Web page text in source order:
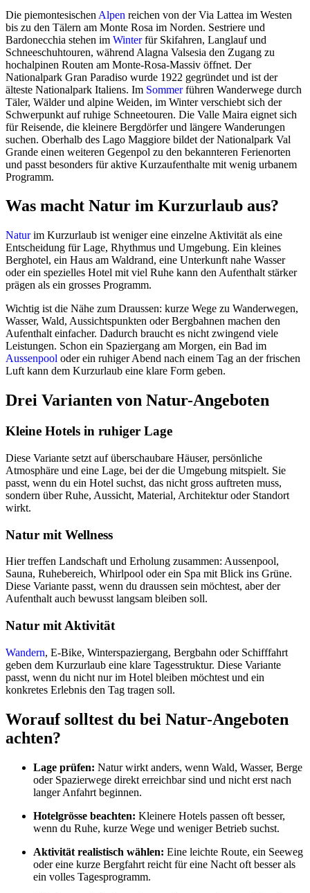
Die piemontesischen Alpen reichen von der Via Lattea im Westen
bis zu den Tälern am Monte Rosa im Norden. Sestriere und
Bardonecchia stehen im Winterfür Skifahren, Langlauf und
Schneeschuhtouren, während Alagna Valsesia den Zugang zu
hochalpinen Routen am Monte-Rosa-Massiv öffnet. Der
Nationalpark Gran Paradiso wurde 1922 gegründet und ist der
älteste Nationalpark Italiens. Im Sommerführen Wanderwege durch
Täler, Wälder und alpine Weiden, im Winter verschiebt sich der
Schwerpunkt auf ruhige Schneetouren. Die Valle Maira eignet sich
für Reisende, die kleinere Bergdörfer und längere Wanderungen
suchen. Oberhalb des Lago Maggiore bildet der Nationalpark Val
Grande einen weiteren Gegenpol zu den bekannteren Ferienorten
und passt besonders für aktive Kurzaufenthalte mit wenig urbanem
Programm.
Was macht Natur im Kurzurlaub aus?
Naturim Kurzurlaub ist weniger eine einzelne Aktivität als eine
Entscheidung für Lage, Rhythmus und Umgebung. Ein kleines
Berghotel, ein Haus am Waldrand, eine Unterkunft nahe Wasser
oder ein spezielles Hotel mit viel Ruhe kann den Aufenthalt stärker
prägen als ein grosses Programm.
Wichtig ist die Nähe zum Draussen: kurze Wege zu Wanderwegen,
Wasser, Wald, Aussichtspunkten oder Bergbahnen machen den
Aufenthalt einfacher. Dadurch braucht es nicht zwingend viele
Leistungen. Schon ein Spaziergang am Morgen, ein Bad im
Aussenpool oder ein ruhiger Abend nach einem Tag an der frischen
Luft kann dem Kurzurlaub eine klare Form geben.
Drei Varianten von Natur-Angeboten
Kleine Hotels in ruhiger Lage
Diese Variante setzt auf überschaubare Häuser, persönliche
Atmosphäre und eine Lage, bei der die Umgebung mitspielt. Sie
passt, wenn du ein Hotel suchst, das nicht gross auftreten muss,
sondern über Ruhe, Aussicht, Material, Architektur oder Standort
wirkt.
Natur mit Wellness
Hier treffen Landschaft und Erholung zusammen: Aussenpool,
Sauna, Ruhebereich, Whirlpool oder ein Spa mit Blick ins Grüne.
Diese Variante passt, wenn du draussen sein möchtest, aber der
Aufenthalt auch bewusst langsam bleiben soll.
Natur mit Aktivität
Wandern, E-Bike, Winterspaziergang, Bergbahn oder Schifffahrt
geben dem Kurzurlaub eine klare Tagesstruktur. Diese Variante
passt, wenn du nicht nur im Hotel bleiben möchtest und ein
konkretes Erlebnis den Tag tragen soll.
Worauf solltest du bei Natur-Angeboten
achten?
Lage prüfen: Natur wirkt anders, wenn Wald, Wasser, Berge
oder Spazierwege direkt erreichbar sind und nicht erst nach
langer Anfahrt beginnen.
Hotelgrösse beachten: Kleinere Hotels passen oft besser,
wenn du Ruhe, kurze Wege und weniger Betrieb suchst.
Aktivität realistisch wählen: Eine leichte Route, ein Seeweg
oder eine kurze Bergfahrt reicht für eine Nacht oft besser als
ein volles Tagesprogramm.